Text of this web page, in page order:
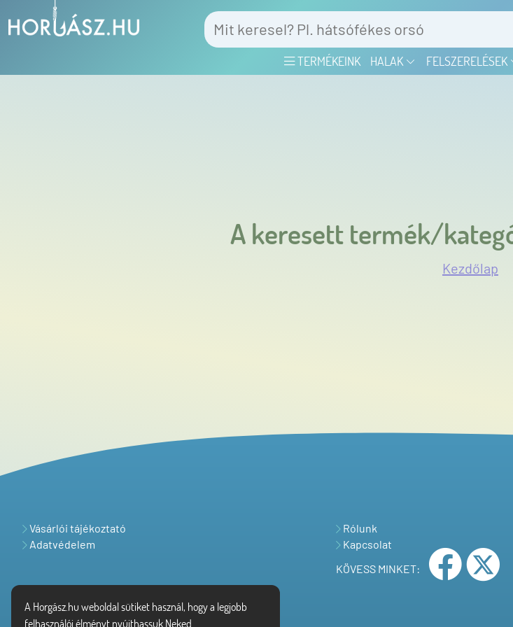
A Horgász.hu weboldal sütiket használ, hogy a legjobb
felhasználói élményt nyújthassuk Neked.
TERMÉKEINK HALAK FELSZERELÉSEK
A keresett termék/
Kezdőlap
Vásárlói tájékoztató
Adatvédelem
Rólunk
Kapcsolat
KÖVESS MINKET: